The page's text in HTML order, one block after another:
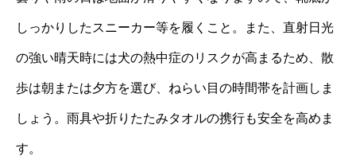
しっかりしたスニーカー等を履くこと。また、直射日光
の強い晴天時には犬の熱中症のリスクが高まるため、散
歩は朝または夕方を選び、ねらい目の時間帯を計画しま
しょう。雨具や折りたたみタオルの携行も安全を高めま
す。